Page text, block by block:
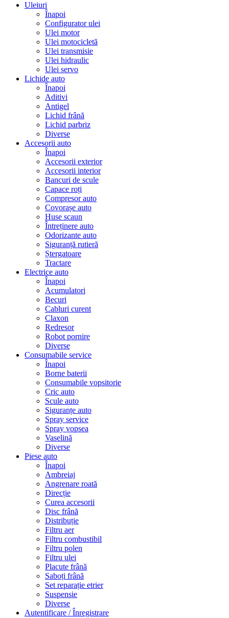
Uleiuri
Înapoi
Configurator ulei
Ulei motor
Ulei motocicletă
Ulei transmisie
Ulei hidraulic
Ulei servo
Lichide auto
Înapoi
Aditivi
Antigel
Lichid frână
Lichid parbriz
Diverse
Accesorii auto
Înapoi
Accesorii exterior
Accesorii interior
Bancuri de scule
Capace roți
Compresor auto
Covorașe auto
Huse scaun
Întreținere auto
Odorizante auto
Siguranță rutieră
Ștergatoare
Tractare
Electrice auto
Înapoi
Acumulatori
Becuri
Cabluri curent
Claxon
Redresor
Robot pornire
Diverse
Consumabile service
Înapoi
Borne baterii
Consumabile vopsitorie
Cric auto
Scule auto
Siguranțe auto
Spray service
Spray vopsea
Vaselină
Diverse
Piese auto
Înapoi
Ambreiaj
Angrenare roată
Direcție
Curea accesorii
Disc frână
Distribuție
Filtru aer
Filtru combustibil
Filtru polen
Filtru ulei
Placute frână
Saboți frână
Set reparație etrier
Suspensie
Diverse
Autentificare / Înregistrare